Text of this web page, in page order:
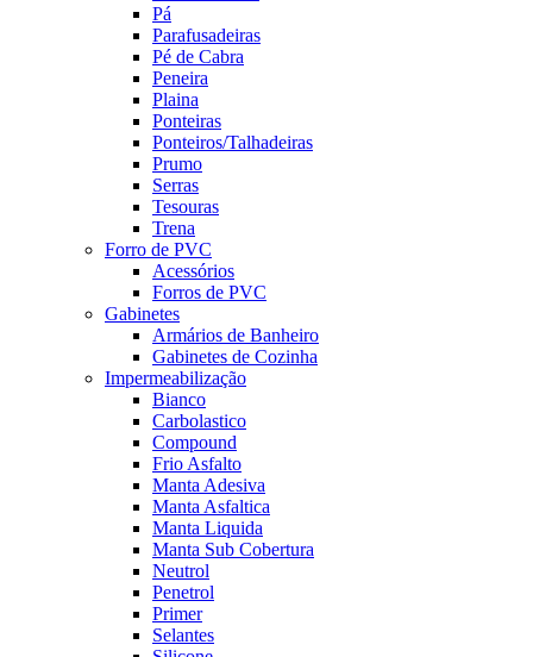
Pá
Parafusadeiras
Pé de Cabra
Peneira
Plaina
Ponteiras
Ponteiros/Talhadeiras
Prumo
Serras
Tesouras
Trena
Forro de PVC
Acessórios
Forros de PVC
Gabinetes
Armários de Banheiro
Gabinetes de Cozinha
Impermeabilização
Bianco
Carbolastico
Compound
Frio Asfalto
Manta Adesiva
Manta Asfaltica
Manta Liquida
Manta Sub Cobertura
Neutrol
Penetrol
Primer
Selantes